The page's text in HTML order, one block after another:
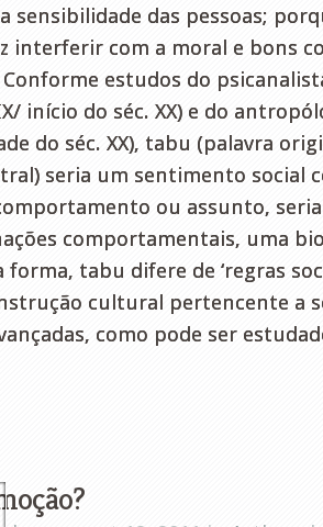
sensibilidade das pessoas;
interferir com a moral e bons
Conforme estudos do
início do séc. XX) e do
do séc. XX), tabu (palavra
seria um sentimento social
ou assunto,
comportamentais, uma
tabu difere de ‘regras
cultural pertencente a
como pode ser